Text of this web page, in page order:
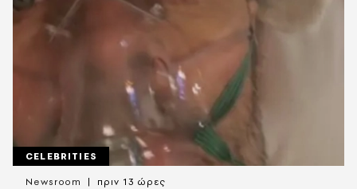
CELEBRITIES
Newsroom πριν 13 ώρες